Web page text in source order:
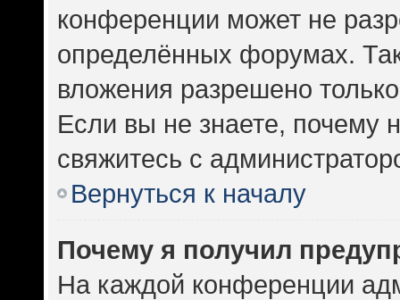
конференции может не
определённых форумах.
вложения разрешено
Если вы не знаете, почему
свяжитесь с
Вернуться к началу
Почему я получил
На каждой конференции